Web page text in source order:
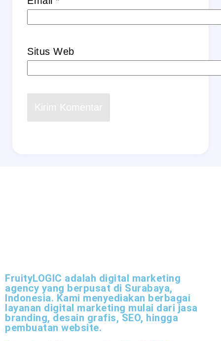
Situs Web
FruityLOGIC adalah digital marketing
agency yang berpusat di Surabaya,
Indonesia. Kami menyediakan berbagai
layanan digital marketing mulai dari jasa
branding, desain grafis, SEO, hingga
pembuatan website.